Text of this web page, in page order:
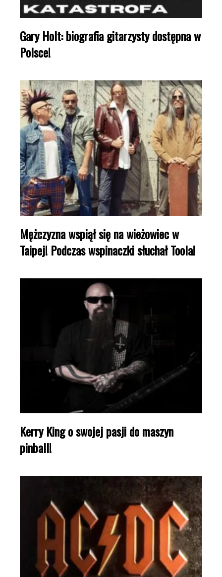
Gary Holt: biografia gitarzysty dostępna w
Polsce!
Mężczyzna wspiął się na wieżowiec w
Taipej! Podczas wspinaczki słuchał Toola!
Kerry King o swojej pasji do maszyn
pinball!